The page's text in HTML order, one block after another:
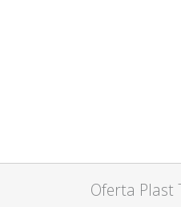
Oferta Plast